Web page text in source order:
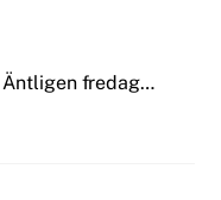
Äntligen fredag…